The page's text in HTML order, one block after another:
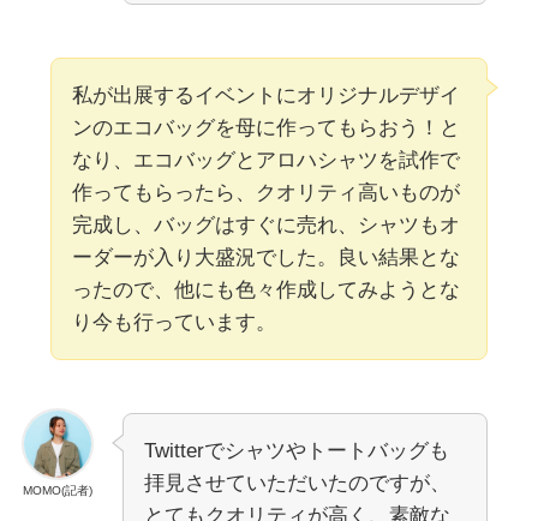
私が出展するイベントにオリジナルデザイ
ンのエコバッグを母に作ってもらおう！と
なり、エコバッグとアロハシャツを試作で
作ってもらったら、クオリティ高いものが
完成し、バッグはすぐに売れ、シャツもオ
ーダーが入り大盛況でした。良い結果とな
ったので、他にも色々作成してみようとな
り今も行っています。
MOMO(記者)
Twitterでシャツやトートバッグも
拝見させていただいたのですが、
とてもクオリティが高く、素敵な